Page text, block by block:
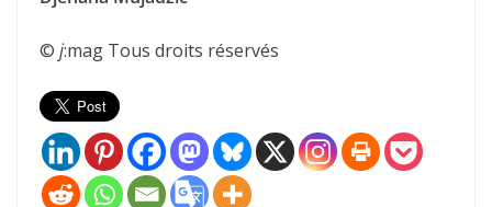
© j:mag Tous droits réservés